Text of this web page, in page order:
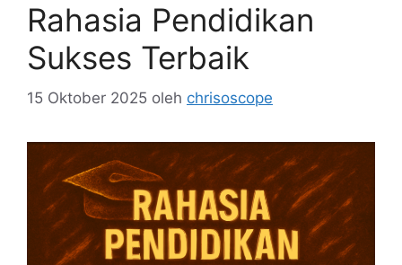
Rahasia Pendidikan
Sukses Terbaik
15 Oktober 2025 oleh chrisoscope